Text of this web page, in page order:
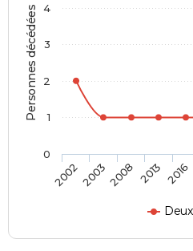
Personnes décédées
200220032008 2013 2016
0
1
2
3
4